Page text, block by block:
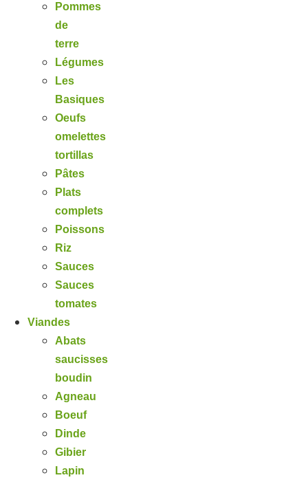
Pommes
de
terre
Légumes
Les
Basiques
Oeufs
omelettes
tortillas
Pâtes
Plats
complets
Poissons
Riz
Sauces
Sauces
tomates
Viandes
Abats
saucisses
boudin
Agneau
Boeuf
Dinde
Gibier
Lapin